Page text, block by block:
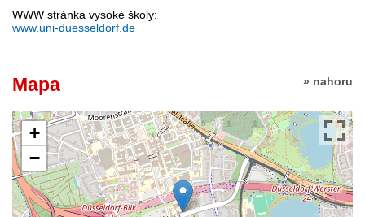
WWW stránka vysoké školy:
www.uni-duesseldorf.de
» nahoru
Mapa
+
−